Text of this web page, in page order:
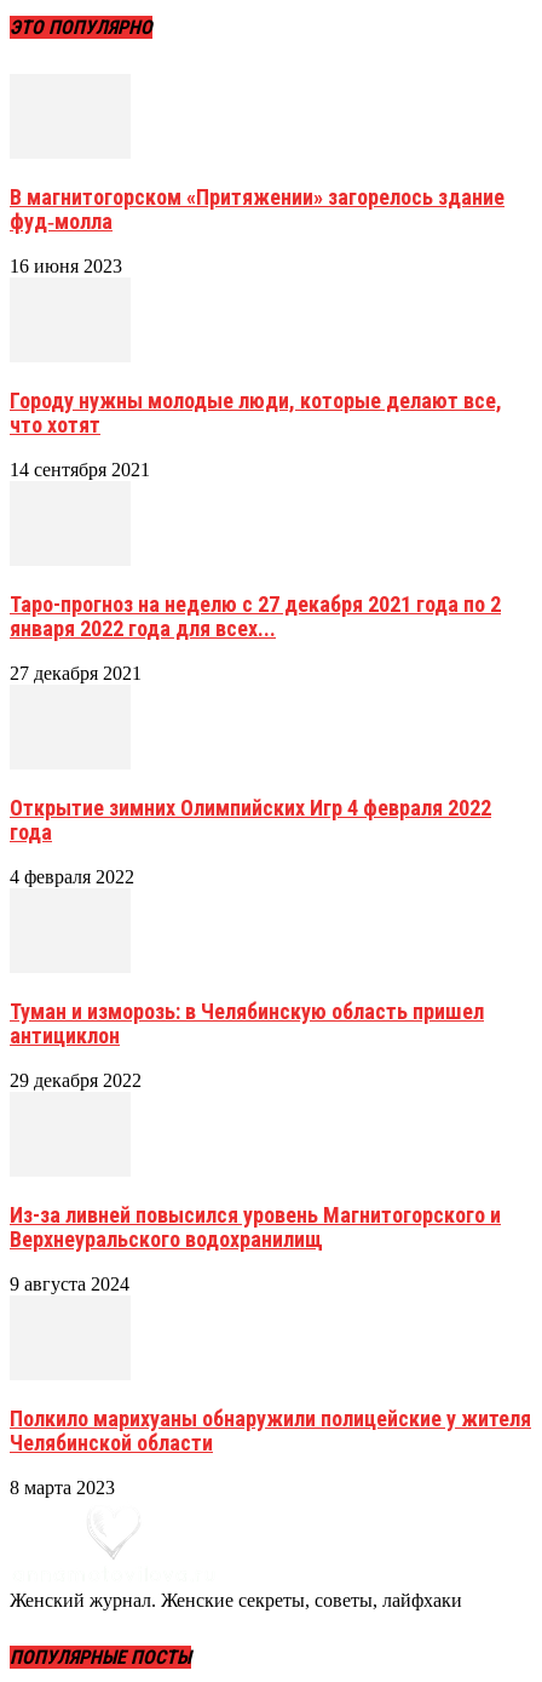
ЭТО ПОПУЛЯРНО
В магнитогорском «Притяжении» загорелось здание
фуд‑молла
16 июня 2023
Городу нужны молодые люди, которые делают все,
что хотят
14 сентября 2021
Таро-прогноз на неделю с 27 декабря 2021 года по 2
января 2022 года для всех...
27 декабря 2021
Открытие зимних Олимпийских Игр 4 февраля 2022
года
4 февраля 2022
Туман и изморозь: в Челябинскую область пришел
антициклон
29 декабря 2022
Из-за ливней повысился уровень Магнитогорского и
Верхнеуральского водохранилищ
9 августа 2024
Полкило марихуаны обнаружили полицейские у жителя
Челябинской области
8 марта 2023
Женский журнал. Женские секреты, советы, лайфхаки
ПОПУЛЯРНЫЕ ПОСТЫ